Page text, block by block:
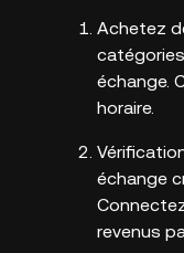
Achetez
échange.
horaire.
échange
revenus